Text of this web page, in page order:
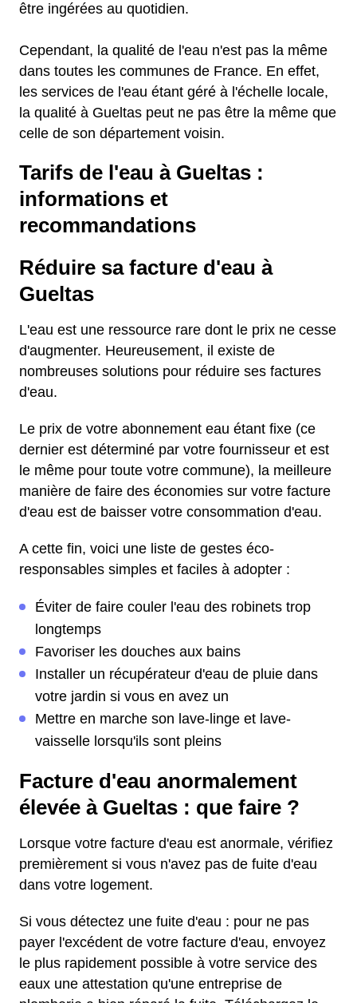
être ingérées au quotidien.
Cependant, la qualité de l'eau n'est pas la même
dans toutes les communes de France. En effet,
les services de l'eau étant géré à l'échelle locale,
la qualité à Gueltas peut ne pas être la même que
celle de son département voisin.
Tarifs de l'eau à Gueltas :
informations et
recommandations
Réduire sa facture d'eau à
Gueltas
L'eau est une ressource rare dont le prix ne cesse
d'augmenter. Heureusement, il existe de
nombreuses solutions pour réduire ses factures
d'eau.
Le prix de votre abonnement eau étant fixe (ce
dernier est déterminé par votre fournisseur et est
le même pour toute votre commune), la meilleure
manière de faire des économies sur votre facture
d'eau est de baisser votre consommation d'eau.
A cette fin, voici une liste de gestes éco-
responsables simples et faciles à adopter :
Éviter de faire couler l'eau des robinets trop
longtemps
Favoriser les douches aux bains
Installer un récupérateur d'eau de pluie dans
votre jardin si vous en avez un
Mettre en marche son lave-linge et lave-
vaisselle lorsqu'ils sont pleins
Facture d'eau anormalement
élevée à Gueltas : que faire ?
Lorsque votre facture d'eau est anormale, vérifiez
premièrement si vous n'avez pas de fuite d'eau
dans votre logement.
Si vous détectez une fuite d'eau : pour ne pas
payer l'excédent de votre facture d'eau, envoyez
le plus rapidement possible à votre service des
eaux une attestation qu'une entreprise de